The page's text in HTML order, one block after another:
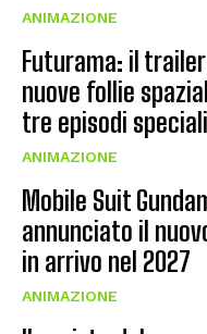
ANIMAZIONE
Futurama: il
nuove follie
tre episodi speciali
ANIMAZIONE
Mobile Suit
annunciato il
in arrivo nel 2027
ANIMAZIONE